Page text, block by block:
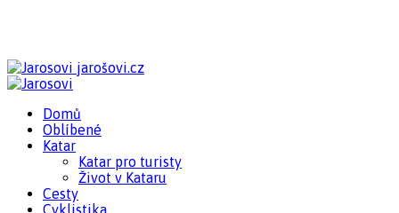
jarošovi.cz
Domů
Oblíbené
Katar
Katar pro turisty
Život v Kataru
Cesty
Cyklistika